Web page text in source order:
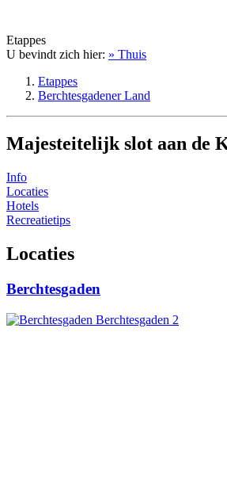
Etappes
U bevindt zich hier: » Thuis
Etappes
Berchtesgadener Land
Majesteitelijk slot aan de
Info
Locaties
Hotels
Recreatietips
Locaties
Berchtesgaden